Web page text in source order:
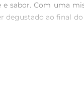
sabor. Com uma
degustado ao final